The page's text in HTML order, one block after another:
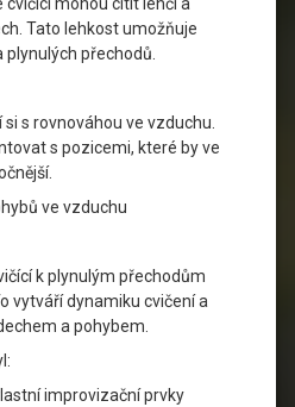
Tato lehkost umožňuje
přechodů.
s rovnováhou ve vzduchu.
s pozicemi, které by ve
ve vzduchu
k plynulým přechodům
vytváří dynamiku cvičení a
a pohybem.
improvizační prvky